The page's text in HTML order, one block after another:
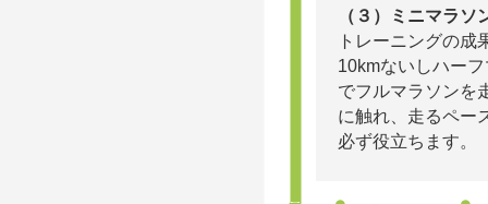
（３）ミニマラ
トレーニングの
10kmないしハー
でフルマラソンを
に触れ、走るペー
必ず役立ちます。